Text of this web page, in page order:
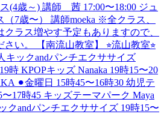
(4歳～) 講師 茜 17:00〜18:00 ジュ
7歳〜） 講師moeka ※全クラス、
ラス増やす予定もありますので、
い。 【南流山教室】 ⭐︎流山教室⭐︎
キックandパンチエクササイズ
時 KPOPキッズ Nanaka 19時15〜20
⚫︎金曜日 15時45〜16時30 幼児テ
17時45 キッズテーマパーク Maya
クandパンチエクササイズ 19時15〜